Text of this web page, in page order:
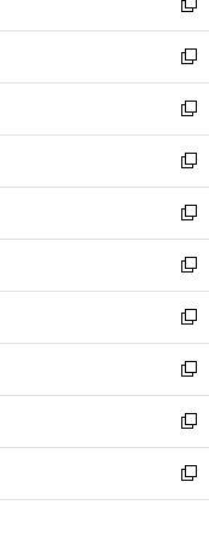
で
開
く
ド
ウ
で
開
く
ィ
ン
ド
ウ
で
開
く
新
し
い
ウ
ィ
ン
ド
ウ
で
開
く
新
し
い
ウ
ィ
ン
ド
ウ
で
開
く
新
し
い
ウ
ィ
ン
ド
ウ
で
開
く
新
し
い
ウ
ィ
ン
ド
ウ
で
開
く
新
し
い
ウ
ィ
ン
ド
ウ
で
開
く
新
し
い
ウ
ィ
ン
ド
ウ
で
開
新
し
い
ウ
ィ
ン
ド
ウ
新
し
い
ウ
ィ
ン
新
し
い
ウ
新
し